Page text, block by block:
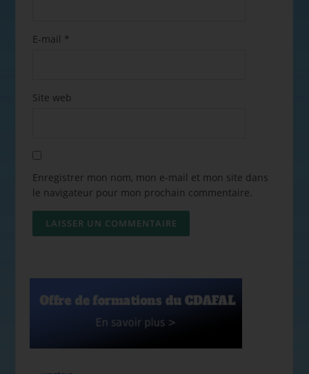
E-mail *
Site web
Enregistrer mon nom, mon e-mail et mon site dans
le navigateur pour mon prochain commentaire.